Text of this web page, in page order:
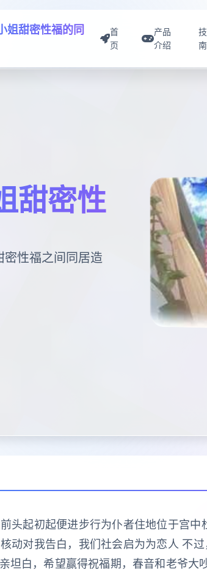
姐甜密性福的同
首
页
产品
介绍
南
甜密性
密性福之间同居造
头起初起便进步行为仆者住地位于宫
动对我告白，我们社会启为为恋人 不
白，希望赢得祝福期，春音和老爷大